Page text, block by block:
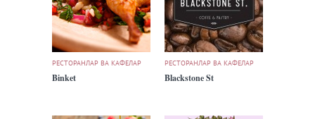
РЕСТОРАНЛАР ВА КАФЕЛАР
Binket
РЕСТОРАНЛАР ВА КАФЕЛАР
Blackstone St